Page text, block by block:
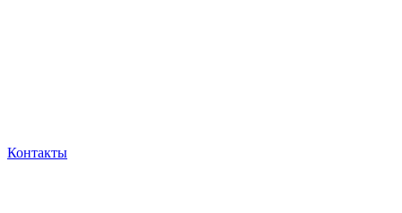
Контакты